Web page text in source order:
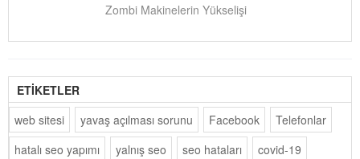
Zombi Makinelerin Yükselişi
ETİKETLER
web sitesi
yavaş açılması sorunu Facebook
Telefonlar
hatalı seo yapımı
yalnış seo seo hataları
covid-19